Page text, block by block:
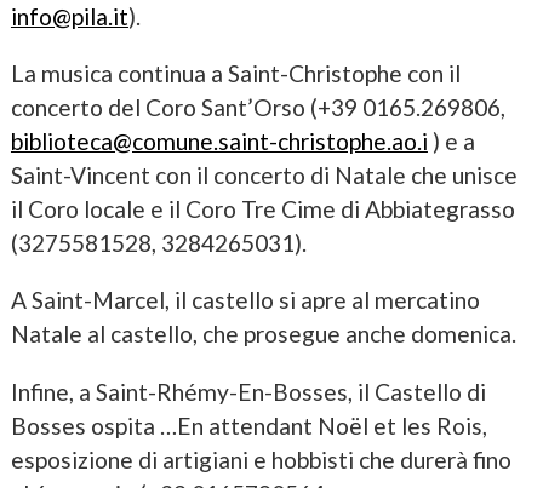
info@pila.it).
La musica continua a Saint-Christophe con il
concerto del Coro Sant’Orso (+39 0165.269806,
biblioteca@comune.saint-christophe.ao.i ) e a
Saint-Vincent con il concerto di Natale che unisce
il Coro locale e il Coro Tre Cime di Abbiategrasso
(3275581528, 3284265031).
A Saint-Marcel, il castello si apre al mercatino
Natale al castello, che prosegue anche domenica.
Infine, a Saint-Rhémy-En-Bosses, il Castello di
Bosses ospita …En attendant Noël et les Rois,
esposizione di artigiani e hobbisti che durerà fino